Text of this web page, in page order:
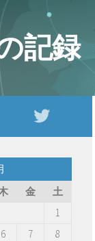
記録
金
土
1
6 7
8